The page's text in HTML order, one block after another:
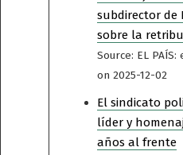
subdirector de
sobre la
Source: EL
on 2025-12-02
El sindicato
líder y
años al frente